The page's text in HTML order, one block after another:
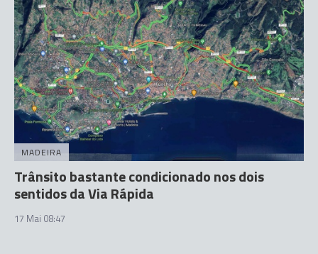
MADEIRA
Trânsito bastante condicionado nos dois
sentidos da Via Rápida
17 Mai 08:47